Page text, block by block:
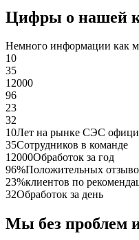
Цифры о нашей
Немного информации как
10
35
12000
96
23
32
10Лет на рынке СЭС
35Сотрудников в команде
12000Обработок за год
96%Положительных
23%клиентов по
32Обработок за день
Мы без проблем